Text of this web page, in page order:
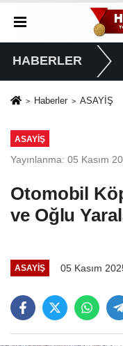
HABERLER
Haberler ASAYİŞ
ASAYİŞ
Yayınlanma: 05 Kasım
Otomobil
ve Oğlu
ASAYİŞ 05 Kasım